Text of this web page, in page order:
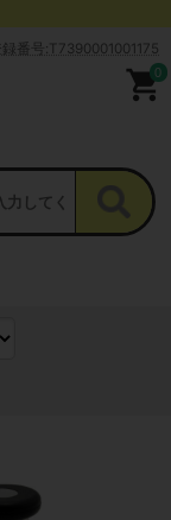
番号:T7390001001175
0